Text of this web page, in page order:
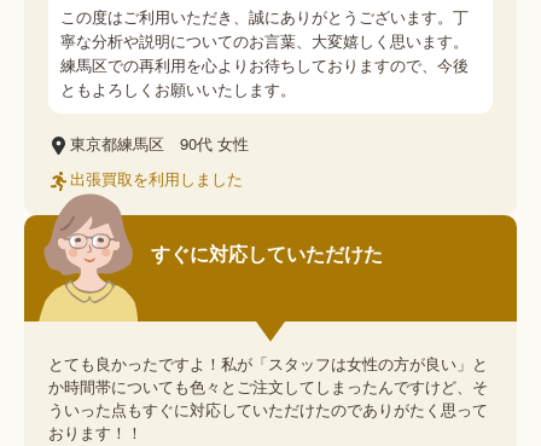
この度はご利用いただき、誠にありがとうございます。丁
寧な分析や説明についてのお言葉、大変嬉しく思います。
練馬区での再利用を心よりお待ちしておりますので、今後
ともよろしくお願いいたします。
東京都練馬区 90代 女性
出張買取を利用しました
すぐに対応していただけた
とても良かったですよ！私が「スタッフは女性の方が良い」と
か時間帯についても色々とご注文してしまったんですけど、そ
ういった点もすぐに対応していただけたのでありがたく思って
おります！！